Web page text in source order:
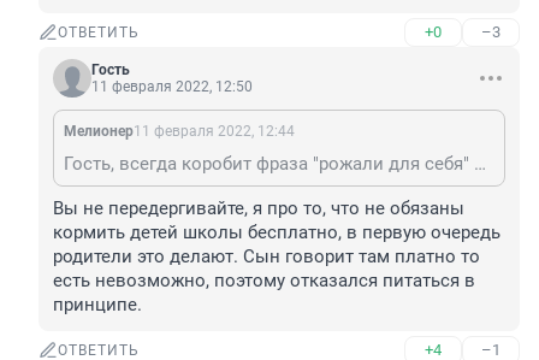
ОТВЕТИТЬ +0 –3
Гость
11 февраля 2022, 12:50
Мелионер11 февраля 2022, 12:44
Гость, всегда коробит фраза "рожали для себя" как будто собаку завели или ойфон купили Рожают для самого человека, чтоб он жил
Вы не передергивайте, я про то, что не обязаны
кормить детей школы бесплатно, в первую очередь
родители это делают. Сын говорит там платно то
есть невозможно, поэтому отказался питаться в
принципе.
ОТВЕТИТЬ +4 –1